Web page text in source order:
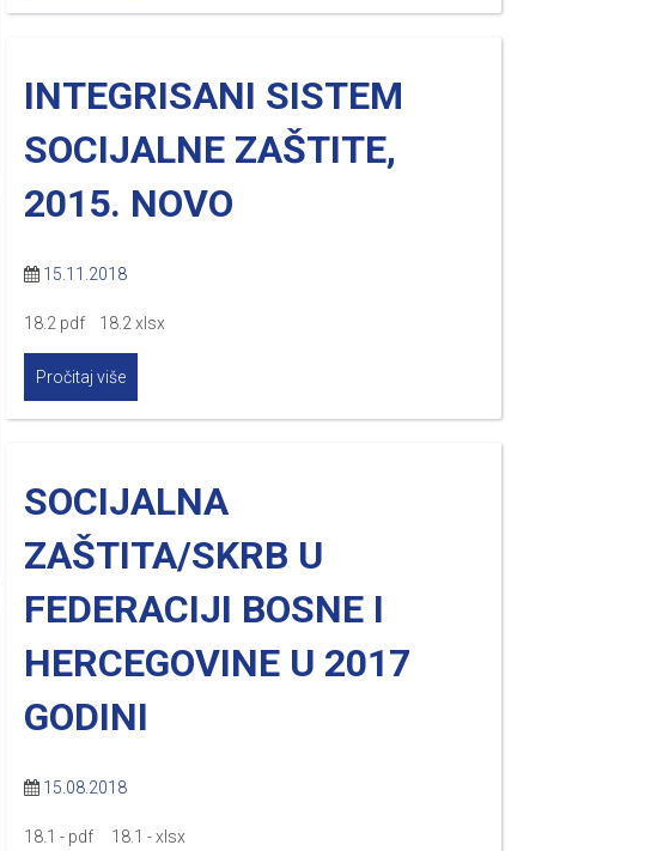
INTEGRISANI SISTEM
SOCIJALNE ZAŠTITE,
2015. NOVO
15.11.2018
18.2 pdf 18.2 xlsx
Pročitaj više
SOCIJALNA
ZAŠTITA/SKRB U
FEDERACIJI BOSNE I
HERCEGOVINE U 2017
GODINI
15.08.2018
18.1 - pdf 18.1 - xlsx